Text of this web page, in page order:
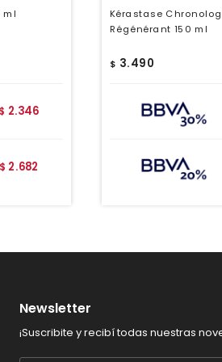
ml
2.346
$ 2.682
Kérastase
Régénérant 150 ml
$ 3.490
Newsletter
¡Suscribite y recibí todas nuestras